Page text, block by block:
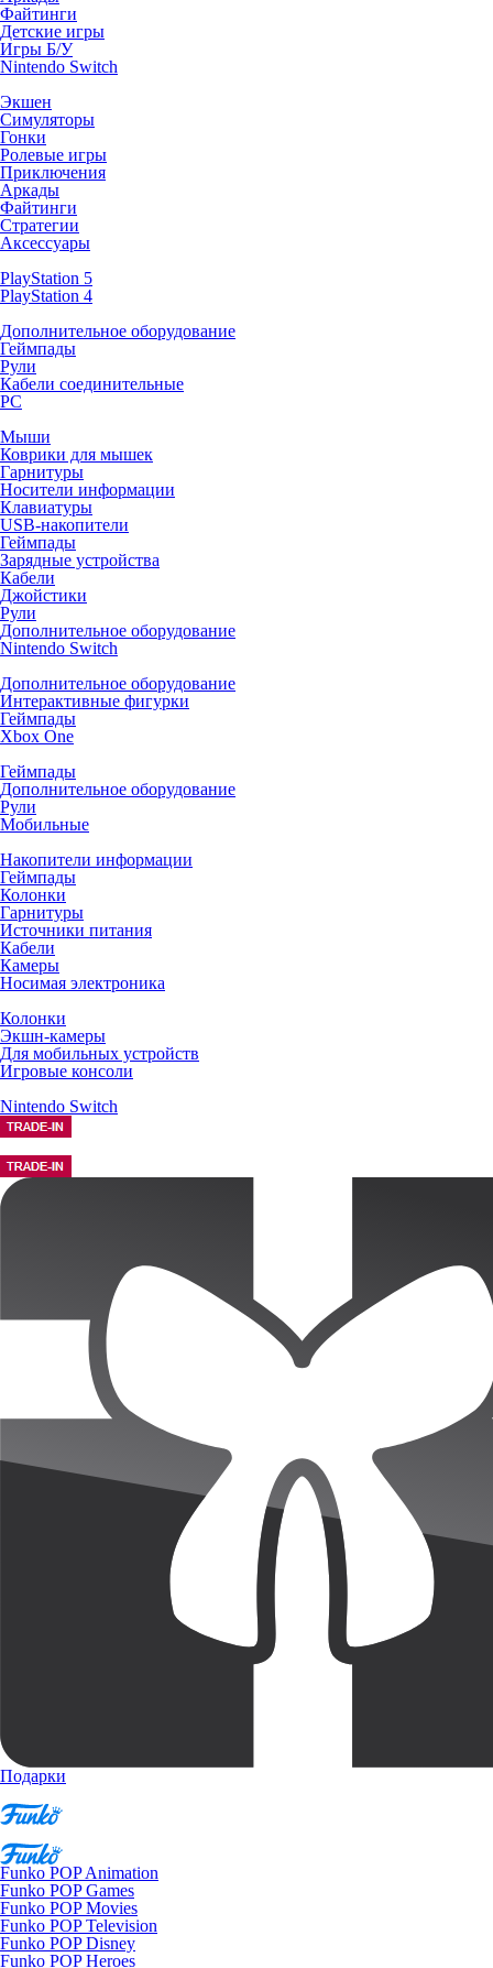
Файтинги
Детские игры
Игры Б/У
Nintendo Switch
Экшен
Симуляторы
Гонки
Ролевые игры
Приключения
Аркады
Файтинги
Стратегии
Аксессуары
PlayStation 5
PlayStation 4
Дополнительное оборудование
Геймпады
Рули
Кабели соединительные
PC
Мыши
Коврики для мышек
Гарнитуры
Носители информации
Клавиатуры
USB-накопители
Геймпады
Зарядные устройства
Кабели
Джойстики
Рули
Дополнительное оборудование
Nintendo Switch
Дополнительное оборудование
Интерактивные фигурки
Геймпады
Xbox One
Геймпады
Дополнительное оборудование
Рули
Мобильные
Накопители информации
Геймпады
Колонки
Гарнитуры
Источники питания
Кабели
Камеры
Носимая электроника
Колонки
Экшн-камеры
Для мобильных устройств
Игровые консоли
Nintendo Switch
Подарки
Funko POP Animation
Funko POP Games
Funko POP Movies
Funko POP Television
Funko POP Disney
Funko POP Heroes